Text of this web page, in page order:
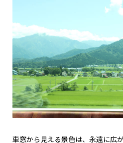
車窓から見える景色は、永遠に広